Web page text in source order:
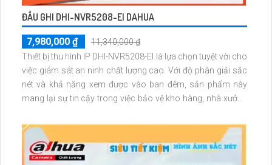
ĐẦU GHI DHI-NVR5208-EI DAHUA
7,980,000 ₫
11,340,000 ₫
Thiết bị thu hình IP DHI-NVR5208-EI là lựa chọn tuyệt vời cho
việc giám sát an ninh chất lượng cao. Với độ phân giải sắc
nét và khả năng xem được vào ban đêm, sản phẩm này
mang lại sự tin cậy trong việc bảo vệ kho hàng, nhà xưởng
mang đến chất lượng hình ảnh sắc nét với khả năng xem
ban đêm